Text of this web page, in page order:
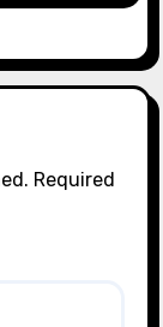
Required